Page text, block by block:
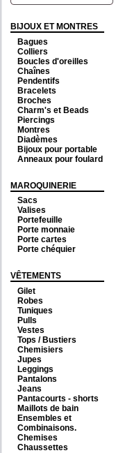
BIJOUX ET MONTRES
Bagues
Colliers
Boucles d'oreilles
Chaînes
Pendentifs
Bracelets
Broches
Charm's et Beads
Piercings
Montres
Diadèmes
Bijoux pour portable
Anneaux pour foulard
MAROQUINERIE
Sacs
Valises
Portefeuille
Porte monnaie
Porte cartes
Porte chéquier
VÊTEMENTS
Gilet
Robes
Tuniques
Pulls
Vestes
Tops / Bustiers
Chemisiers
Jupes
Leggings
Pantalons
Jeans
Pantacourts - shorts
Maillots de bain
Ensembles et
Combinaisons.
Chemises
Chaussettes